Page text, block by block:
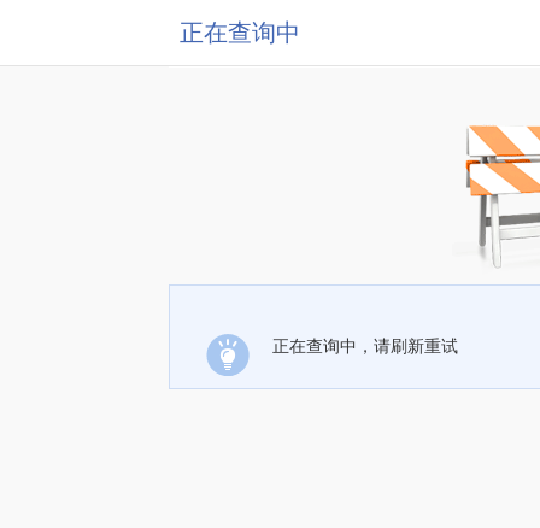
正在查询中
正在查询中，请刷新重试